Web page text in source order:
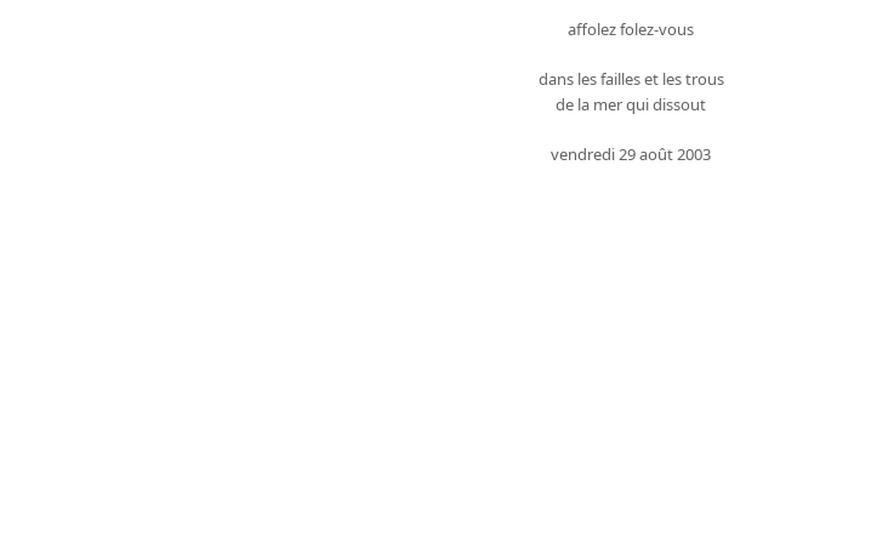
affolez folez-vous
dans les failles et les trous
de la mer qui dissout
vendredi 29 août 2003